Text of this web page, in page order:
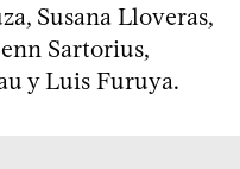
Susana Lloveras,
Sartorius,
y Luis Furuya.